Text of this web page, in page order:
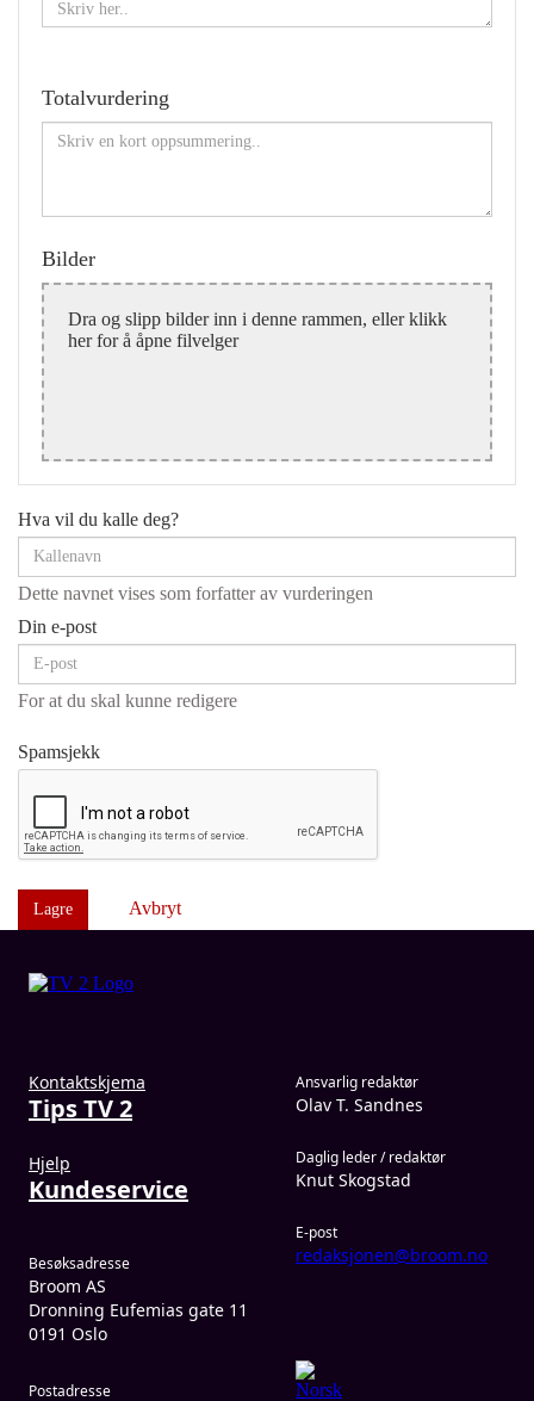
Totalvurdering
Bilder
Dra og slipp bilder inn i denne rammen, eller klikk
her for å åpne filvelger
Hva vil du kalle deg?
Dette navnet vises som forfatter av vurderingen
Din e-post
For at du skal kunne redigere
Spamsjekk
Lagre Avbryt
Kontaktskjema
Tips TV 2
Hjelp
Kundeservice
Ansvarlig redaktør
Olav T. Sandnes
Daglig leder / redaktør
Knut Skogstad
E-post
redaksjonen@broom.no
Besøksadresse
Broom AS
Dronning Eufemias gate 11
0191 Oslo
Postadresse